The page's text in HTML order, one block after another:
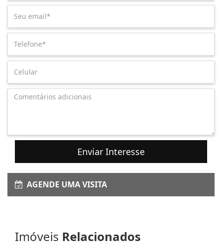
Enviar Interesse
AGENDE UMA VISITA
Imóveis Relacionados